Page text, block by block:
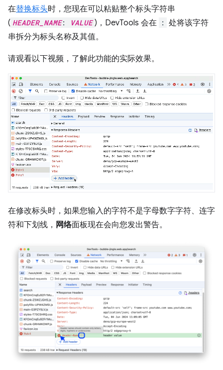
在替换标头时，您现在可以粘贴整个标头字符串
( HEADER_NAME: VALUE )，DevTools 会在 : 处将该字符
串拆分为标头名称及其值。
请观看以下视频，了解此功能的实际效果。
在修改标头时，如果您输入的字符不是字母数字字符、连字
符和下划线， 网络面板现在会向您发出警告。